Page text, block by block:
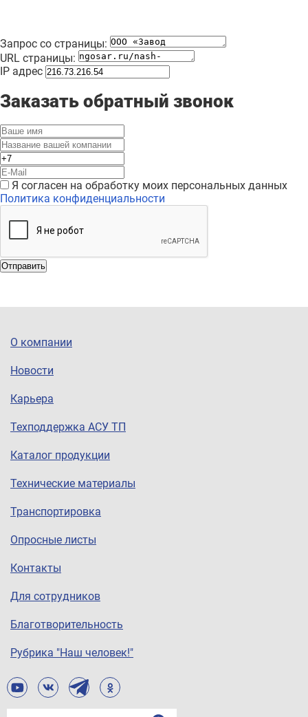
Запрос со страницы:
URL страницы:
IP адрес
Заказать обратный звонок
Я согласен на обработку моих персональных данных
Политика конфиденциальности
Отправить
О компании
Новости
Карьера
Техподдержка АСУ ТП
Каталог продукции
Технические материалы
Транспортировка
Опросные листы
Контакты
Для сотрудников
Благотворительность
Рубрика "Наш человек!"